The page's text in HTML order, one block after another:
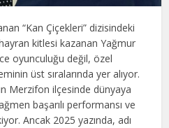
“Kan Çiçekleri” dizisindeki
kitlesi kazanan Yağmur
oyunculuğu değil, özel
üst sıralarında yer alıyor.
Merzifon ilçesinde dünyaya
başarılı performansı ve
Ancak 2025 yazında, adı